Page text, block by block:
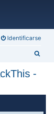
Identificarse
-